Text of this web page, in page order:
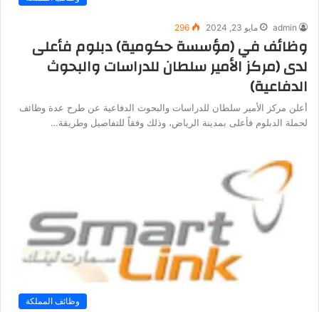
admin مايو 23, 2024 296
وظائف في (مؤسسة حكومية) دبلوم فأعلى
لدى (مركز الأمير سلطان للدراسات والبحوث
الدفاعية)
أعلن مركز الأمير سلطان للدراسات والبحوث الدفاعية عن طرح عدة وظائف
لحملة الدبلوم فأعلى بمدينة الرياض، وذلك وفقاً للتفاصيل وطريقة…
وظائف المملكة